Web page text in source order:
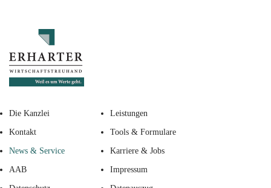
Die Kanzlei Leistungen
Kontakt Tools & Formulare
News & Service Karriere & Jobs
AAB Impressum